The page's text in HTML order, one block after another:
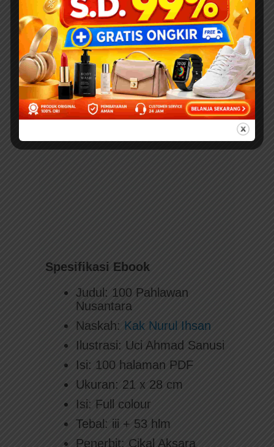
Spesifikasi Ebook
Judul: 100 Pahlawan
Nusantara
Naskah: Kak Nurul Ihsan
Ilustrasi: Uci Ahmad Sanusi
Isi: 100 halaman PDF
Ukuran: 21 x 28 cm
Isi: Full colour
Tebal: iii + 53 hlm
Penerbit: Cikal Aksara